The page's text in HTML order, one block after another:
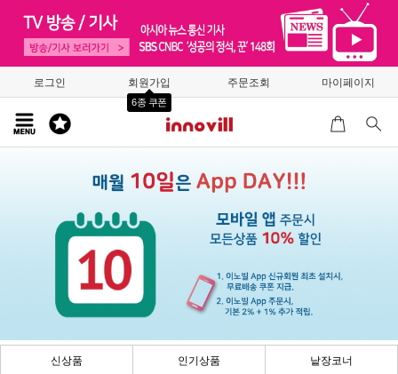
로그인 회원가입
6종 쿠폰
주문조회 마이페이지
신상품 인기상품 낱장코너